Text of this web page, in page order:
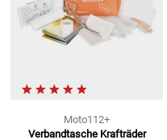
Moto112+
Verbandtasche Krafträder